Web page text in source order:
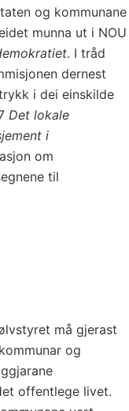
og kommunane
munna ut i NOU
. I tråd
dernest
i dei einskilde
Det lokale
i
om
til
må gjerast
og
offentlege livet.